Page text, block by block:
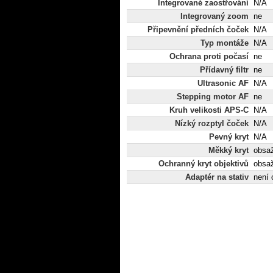
Integrované zaostřování
N/A
Integrovaný zoom ne
Připevnění předních čoček
N/A
Typ montáže
N/A
Ochrana proti počasí ne
Přídavný filtr ne
Ultrasonic AF
N/A
Stepping motor AF ne
Kruh velikosti APS-C
N/A
Nízký rozptyl čoček
N/A
Pevný kryt
N/A
Měkký kryt
Ochranný kryt objektivů
Adaptér na stativ není